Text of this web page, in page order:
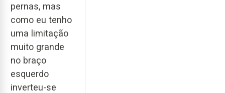
pernas, mas
como eu tenho
uma limitação
muito grande
no braço
esquerdo
inverteu-se